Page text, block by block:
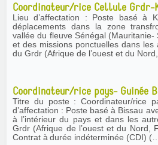
Coordinateur/rice Cellule Grdr-
Lieu d’affectation : Poste basé à Kayes, au Mali avec des
déplacements dans la zone
vallée du fleuve Sénégal
et des missions ponctuelles dans les
du Grdr (Afrique de l’ouest et du
Coordinateur/rice pays- Guinée
Titre du poste : Coordinateur/rice pays- Guinée Bissau Lieu
d’affectation : Poste basé à Bissau avec des missions régulières
à l’intérieur du pays et dans les
Grdr (Afrique de l’ouest et du Nord,
Contrat à durée indéterminée (CDI)